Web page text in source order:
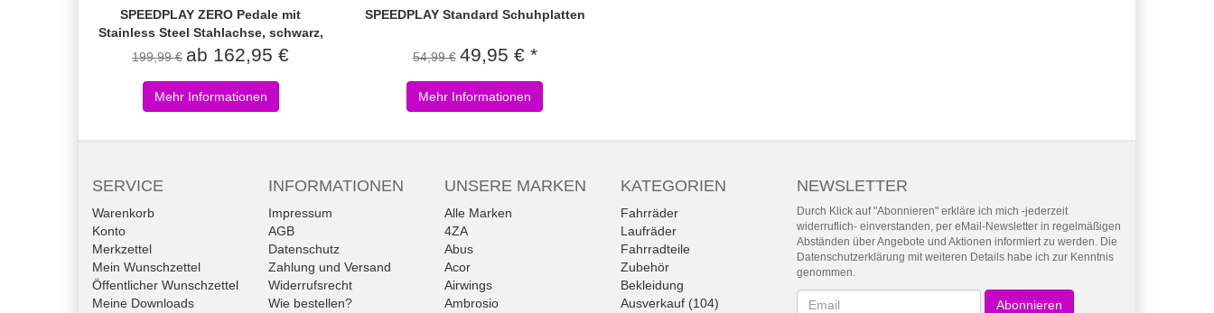
SPEEDPLAY ZERO Pedale mit
Stainless Steel Stahlachse, schwarz,
199,99 € ab 162,95 €
Mehr Informationen
SPEEDPLAY Standard Schuhplatten
54,99 € 49,95 € *
Mehr Informationen
SERVICE
Warenkorb
Konto
Merkzettel
Mein Wunschzettel
Öffentlicher Wunschzettel
Meine Downloads
INFORMATIONEN
Impressum
AGB
Datenschutz
Zahlung und Versand
Widerrufsrecht
Wie bestellen?
UNSERE MARKEN
Alle Marken
4ZA
Abus
Acor
Airwings
Ambrosio
KATEGORIEN
Fahrräder
Laufräder
Fahrradteile
Zubehör
Bekleidung
Ausverkauf (104)
NEWSLETTER
Durch Klick auf "Abonnieren" erkläre ich mich -jederzeit
widerruflich- einverstanden, per eMail-Newsletter in regelmäßigen
Abständen über Angebote und Aktionen informiert zu werden. Die
Datenschutzerklärung mit weiteren Details habe ich zur Kenntnis
genommen.
Newsletter Abonnieren